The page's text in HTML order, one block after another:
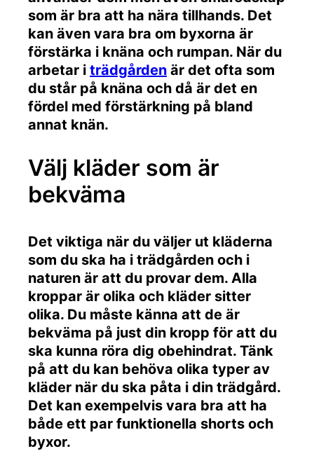
som är bra att ha nära tillhands. Det
kan även vara bra om byxorna är
förstärka i knäna och rumpan. När du
arbetar i trädgården är det ofta som
du står på knäna och då är det en
fördel med förstärkning på bland
annat knän.
Välj kläder som är
bekväma
Det viktiga när du väljer ut kläderna
som du ska ha i trädgården och i
naturen är att du provar dem. Alla
kroppar är olika och kläder sitter
olika. Du måste känna att de är
bekväma på just din kropp för att du
ska kunna röra dig obehindrat. Tänk
på att du kan behöva olika typer av
kläder när du ska påta i din trädgård.
Det kan exempelvis vara bra att ha
både ett par funktionella shorts och
byxor.